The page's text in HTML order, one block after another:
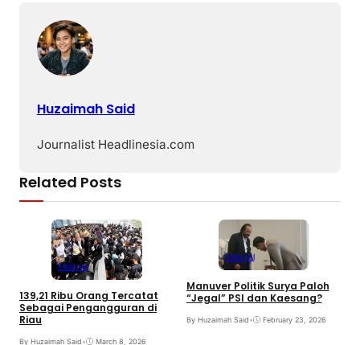
Huzaimah Said
Journalist Headlinesia.com
Related Posts
Editorial
139,21 Ribu Orang Tercatat
Sebagai Pengangguran di
Riau
By Huzaimah Said• March 8, 2026
Editorial
Manuver Politik Surya Paloh
“Jegal” PSI dan Kaesang?
By Huzaimah Said• February 23, 2026